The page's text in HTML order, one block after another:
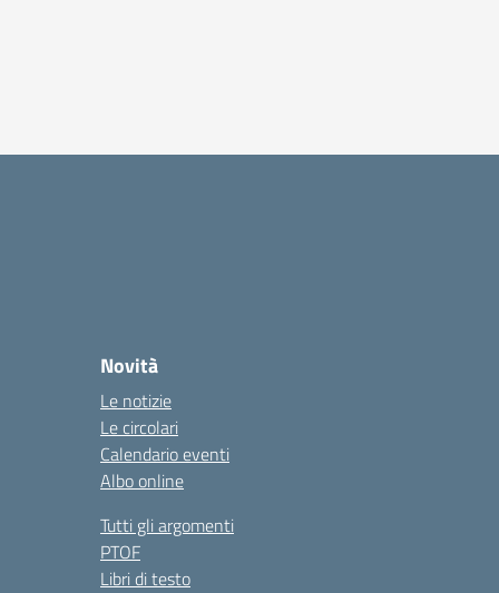
Novità
Le notizie
Le circolari
Calendario eventi
Albo online
Tutti gli argomenti
PTOF
Libri di testo